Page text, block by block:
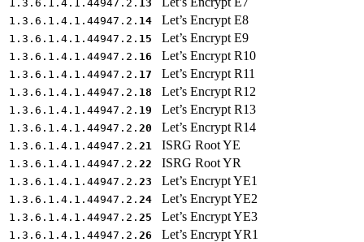
1.3.6.1.4.1.44947.2. 13
1.3.6.1.4.1.44947.2. 14 Let’s Encrypt E8
1.3.6.1.4.1.44947.2. 15 Let’s Encrypt E9
1.3.6.1.4.1.44947.2. 16 Let’s Encrypt R10
1.3.6.1.4.1.44947.2. 17 Let’s Encrypt R11
1.3.6.1.4.1.44947.2. 18 Let’s Encrypt R12
1.3.6.1.4.1.44947.2. 19 Let’s Encrypt R13
1.3.6.1.4.1.44947.2. 20 Let’s Encrypt R14
1.3.6.1.4.1.44947.2. 21 ISRG Root YE
1.3.6.1.4.1.44947.2. 22 ISRG Root YR
1.3.6.1.4.1.44947.2. 23 Let’s Encrypt YE1
1.3.6.1.4.1.44947.2. 24 Let’s Encrypt YE2
1.3.6.1.4.1.44947.2. 25 Let’s Encrypt YE3
1.3.6.1.4.1.44947.2. 26 Let’s Encrypt YR1